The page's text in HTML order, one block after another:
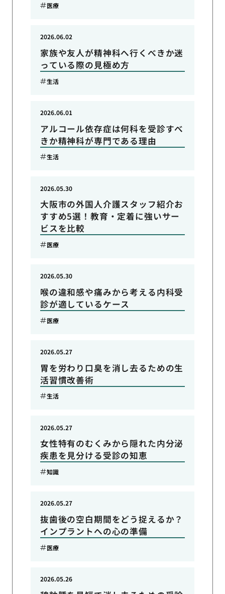
医療
家族や友人が精神科へ行くべきか迷
っている際の見極め方
2026.06.02
生活
アルコール依存症は何科を受診すべ
きか精神科が専門である理由
2026.06.01
生活
大阪市の外国人介護スタッフ紹介お
すすめ5選！教育・定着に強いサー
ビスを比較
2026.05.30
医療
喉の違和感や痛みから考える内科受
診が適しているケース
2026.05.30
医療
胃を労わり口臭を消し去るための生
活習慣改善術
2026.05.27
生活
女性特有のむくみから隠れた内分泌
疾患を見分ける受診の知恵
2026.05.27
知識
抜歯後の空白期間をどう捉えるか？
インプラントへの心の準備
2026.05.27
医療
2026.05.26